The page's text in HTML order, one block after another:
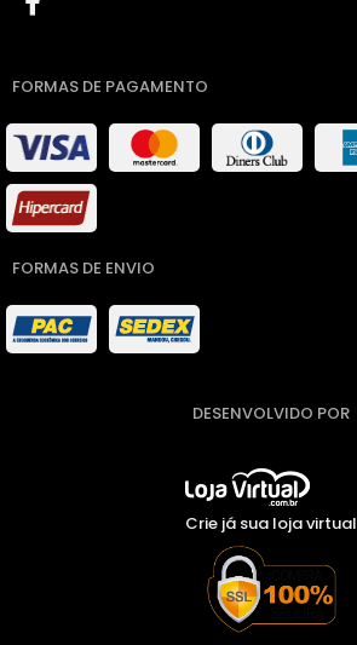
FORMAS DE PAGAMENTO
FORMAS DE ENVIO
DESENVOLVIDO POR
Crie já sua loja virtual